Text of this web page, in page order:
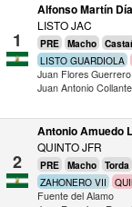
1
Alfonso Martín
LISTO JAC
PRE Macho
LISTO GUARDIOLA
Juan Flores Guerrero
Juan Antonio
2
Antonio Amuedo
QUINTO JFR
PRE Macho Torda
ZAHONERO VII
Fuente del Alamo